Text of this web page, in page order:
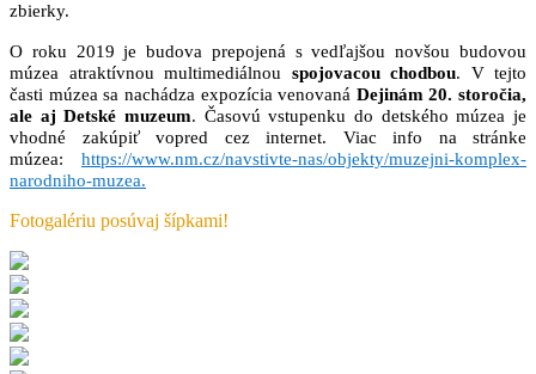
zbierky.
O roku 2019 je budova prepojená s vedľajšou novšou budovou
múzea atraktívnou multimediálnou spojovacou chodbou. V tejto
časti múzea sa nachádza expozícia venovaná Dejinám 20. storočia,
ale aj Detské muzeum. Časovú vstupenku do detského múzea je
vhodné zakúpiť vopred cez internet. Viac info na stránke
múzea: https://www.nm.cz/navstivte-nas/objekty/muzejni-komplex-
narodniho-muzea.
Fotogalériu posúvaj šípkami!